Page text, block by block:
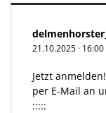
21.10.2025 · 16:00
Jetzt
per E-Mail an
:::::